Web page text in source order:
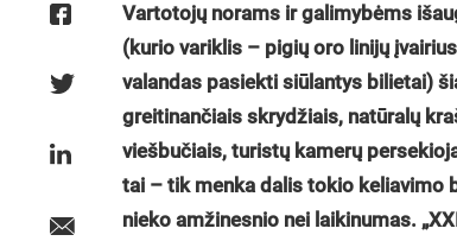
Vartotojų norams ir galimybėms
(kurio variklis – pigių oro linijų
valandas pasiekti siūlantys bilietai)
greitinančiais skrydžiais, natūralų
viešbučiais, turistų kamerų
tai – tik menka dalis tokio keliavimo
nieko amžinesnio nei laikinumas.